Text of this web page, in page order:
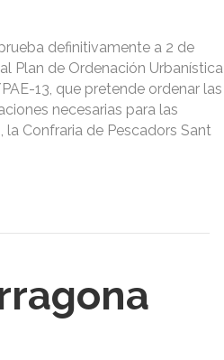
definitivamente a 2 de
Plan de Ordenación Urbanística
13, que pretende ordenar las
necesarias para las
Confraria de Pescadors Sant